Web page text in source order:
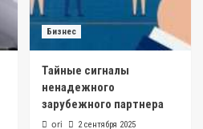
Бизнес
Тайные сигналы
ненадежного
зарубежного партнера
ori 2 сентября 2025